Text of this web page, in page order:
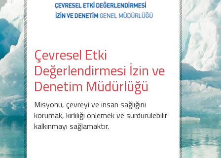
Çevresel Etki
Değerlendirmesi İzin ve
Denetim Müdürlüğü
Misyonu, çevreyi ve insan sağlığını
korumak, kirliliği önlemek ve sürdürülebilir
kalkınmayı sağlamaktır.